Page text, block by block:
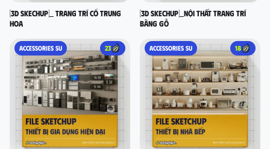
[3D SKECHUP]_ Trang trí cổ Trung
Hoa
[3D SKECHUP]_Nội thất trang trí
bằng gỗ
ACCESSORIES SU 23 ACCESSORIES SU 18